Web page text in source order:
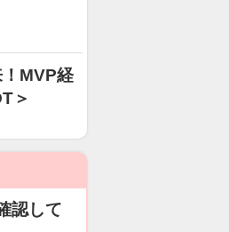
MVP経
＞
認して